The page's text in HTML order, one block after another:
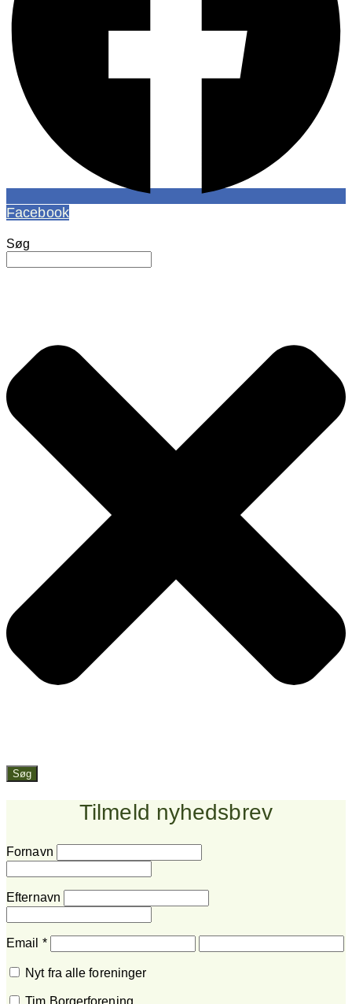
Facebook
Søg
Søg
Tilmeld nyhedsbrev
Fornavn
Efternavn
Email *
Nyt fra alle foreninger
Tim Borgerforening